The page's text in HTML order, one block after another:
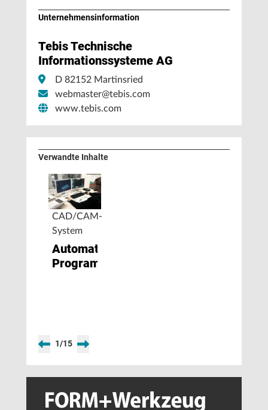
Unternehmens­information
Tebis Technische
Informationssysteme AG
D 82152 Martinsried
webmaster@tebis.com
www.tebis.com
Verwandte Inhalte
CAD/CAM-
System
Automatisiertes
Programmieren
1/15